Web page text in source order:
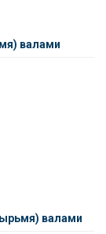
валами
валами